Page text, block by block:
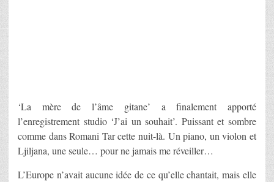
‘La mère de l’âme gitane’ a finalement apporté
l’enregistrement studio ‘J’ai un souhait’. Puissant et sombre
comme dans Romani Tar cette nuit-là. Un piano, un violon et
Ljiljana, une seule… pour ne jamais me réveiller…
L’Europe n’avait aucune idée de ce qu’elle chantait, mais elle